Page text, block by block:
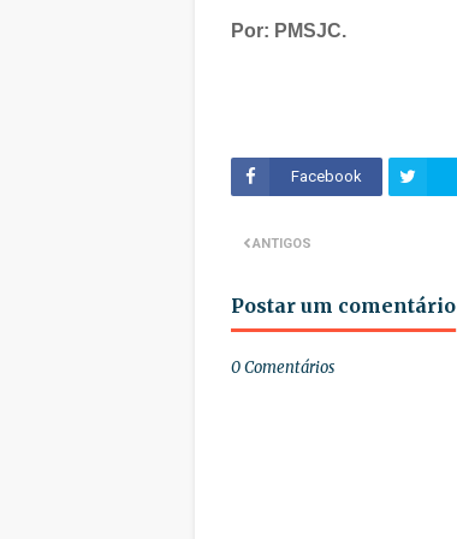
Por: PMSJC.
Facebook
ANTIGOS
Postar um comentário
0 Comentários